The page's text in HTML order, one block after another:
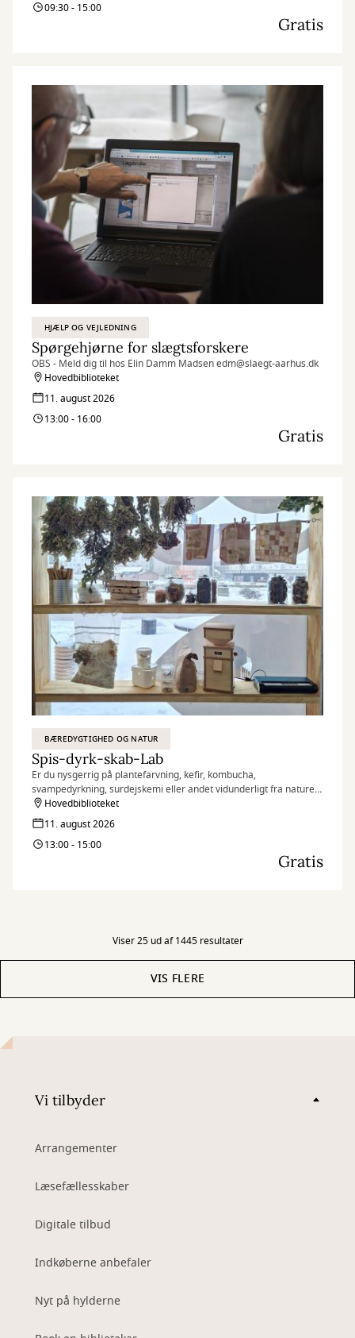
09:30 - 15:00
Gratis
HJÆLP OG VEJLEDNING
Spørgehjørne for slægtsforskere
OBS - Meld dig til hos Elin Damm Madsen edm@slaegt-aarhus.dk
Hovedbiblioteket
11. august 2026
13:00 - 16:00
Gratis
BÆREDYGTIGHED OG NATUR
Spis-dyrk-skab-Lab
Er du nysgerrig på plantefarvning, kefir, kombucha,
svampedyrkning, surdejskemi eller andet vidunderligt fra naturen
– så kig forbi vores åbne lab og hør mere.
Hovedbiblioteket
11. august 2026
13:00 - 15:00
Gratis
Viser 25 ud af 1445 resultater
VIS FLERE
Vi tilbyder
Arrangementer
Læsefællesskaber
Digitale tilbud
Indkøberne anbefaler
Nyt på hylderne